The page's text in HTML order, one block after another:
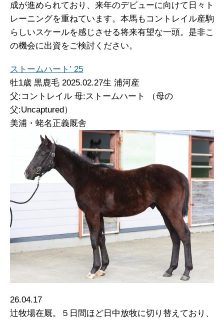
成が進められており、来年のデビューに向けて日々ト
レーニングを重ねています。本馬もコントレイル産駒
らしいスケールを感じさせる将来有望な一頭。是非こ
の機会に出資をご検討ください。
ストームハート’ 25
牡1歳 黒鹿毛 2025.02.27生 浦河産
父:コントレイル 母:ストームハート （母の
父:Uncaptured）
美浦・蛯名正義厩舎
26.04.17
辻牧場在厩。５日間ほど日中放牧に切り替えており、